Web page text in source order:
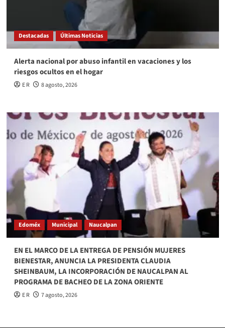
Destacadas Últimas Noticias
Alerta nacional por abuso infantil en vacaciones y los
riesgos ocultos en el hogar
E R 8 agosto, 2026
Edoméx Municipal Naucalpan
EN EL MARCO DE LA ENTREGA DE PENSIÓN MUJERES
BIENESTAR, ANUNCIA LA PRESIDENTA CLAUDIA
SHEINBAUM, LA INCORPORACIÓN DE NAUCALPAN AL
PROGRAMA DE BACHEO DE LA ZONA ORIENTE
E R 7 agosto, 2026